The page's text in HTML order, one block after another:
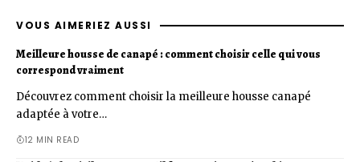
VOUS AIMERIEZ AUSSI
Meilleure housse de canapé : comment choisir celle qui vous
correspond vraiment
Découvrez comment choisir la meilleure housse canapé
adaptée à votre…
12 MIN READ